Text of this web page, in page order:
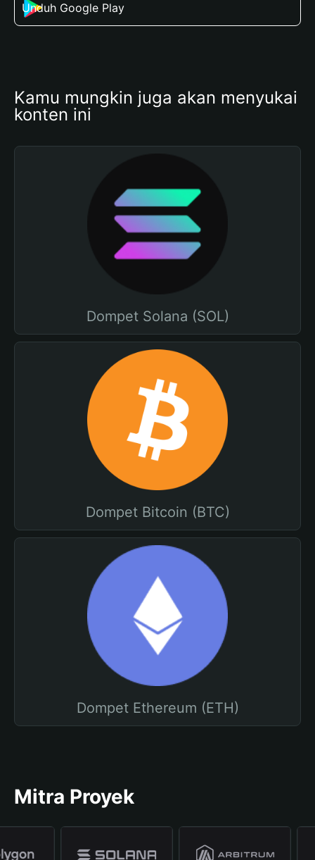
Unduh Google Play
Kamu mungkin juga akan menyukai
konten ini
Dompet Solana (SOL)
Dompet Bitcoin (BTC)
Dompet Ethereum (ETH)
Mitra Proyek